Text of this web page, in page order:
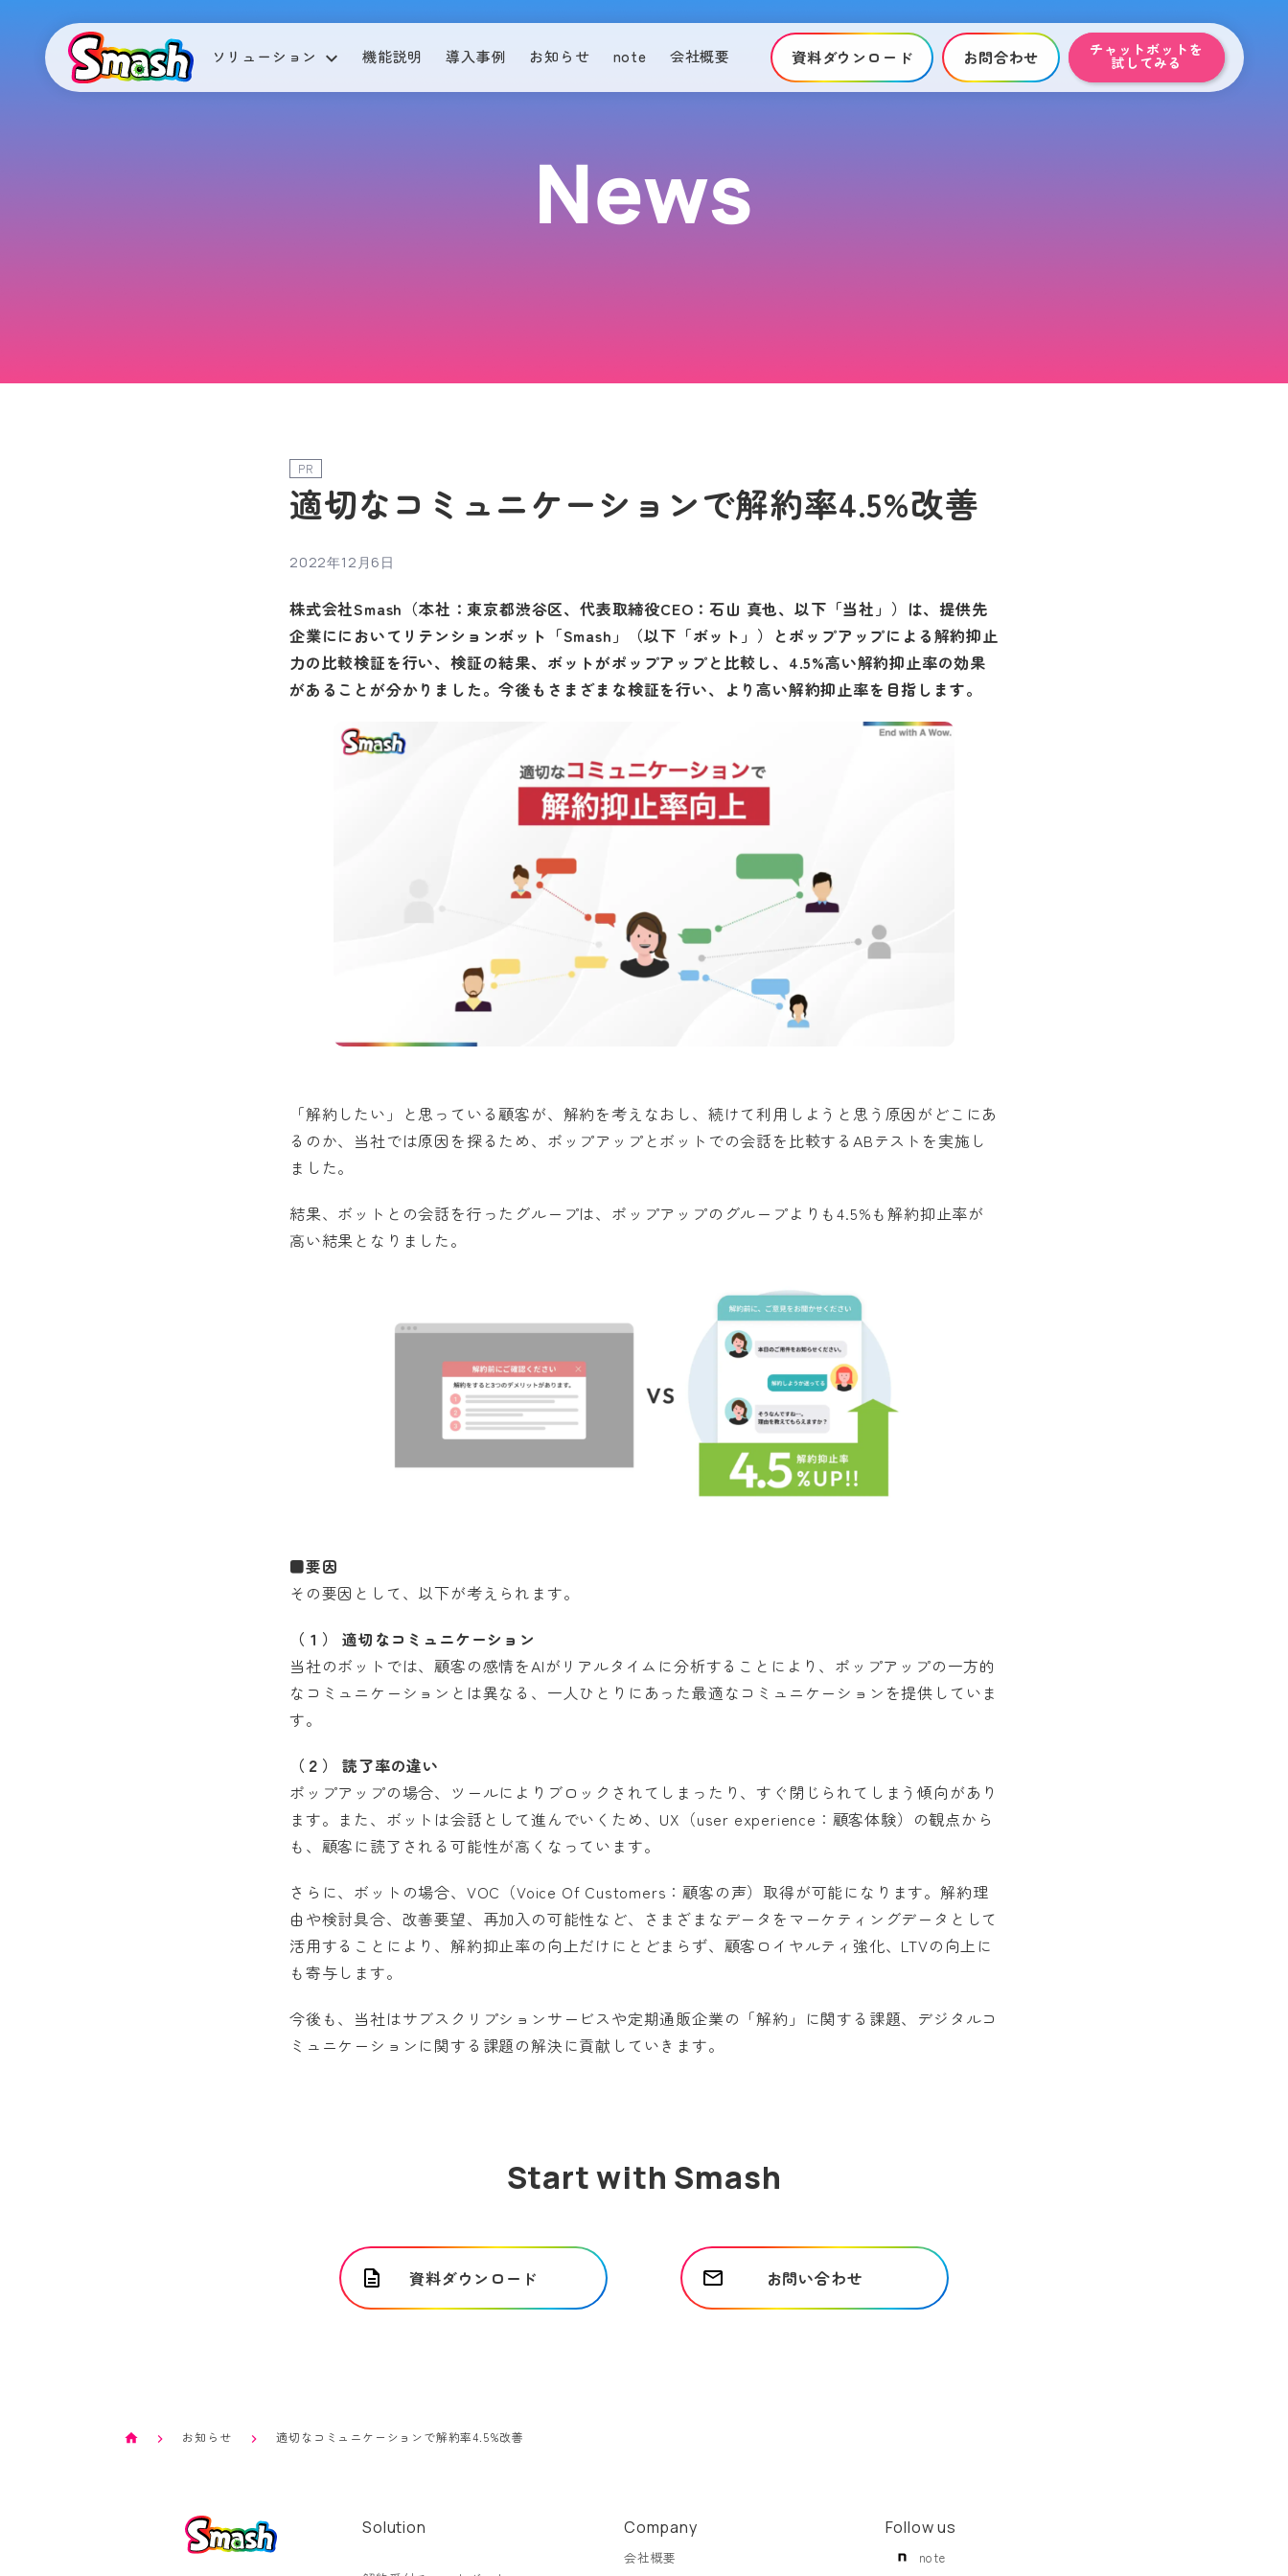
ソリューション 機能説明 導入事例 お知らせ note 会社概要 資料ダウンロード お問合わせ チャットボットを
試してみる
PR
適切なコミュニケーションで解約率4.5%改善
2022年12月6日
株式会社Smash（本社：東京都渋谷区、代表取締役CEO：石山 真也、以下「当社」）は、提供先
企業ににおいてリテンションボット「Smash」（以下「ボット」）とポップアップによる解約抑止
力の比較検証を行い、検証の結果、ボットがポップアップと比較し、4.5%高い解約抑止率の効果
があることが分かりました。今後もさまざまな検証を行い、より高い解約抑止率を目指します。
「解約したい」と思っている顧客が、解約を考えなおし、続けて利用しようと思う原因がどこにあ
るのか、当社では原因を探るため、ポップアップとボットでの会話を比較するABテストを実施し
ました。
結果、ボットとの会話を行ったグループは、ポップアップのグループよりも4.5%も解約抑止率が
高い結果となりました。
■要因
その要因として、以下が考えられます。
（１） 適切なコミュニケーション
当社のボットでは、顧客の感情をAIがリアルタイムに分析することにより、ポップアップの一方的
なコミュニケーションとは異なる、一人ひとりにあった最適なコミュニケーションを提供していま
す。
（２） 読了率の違い
ポップアップの場合、ツールによりブロックされてしまったり、すぐ閉じられてしまう傾向があり
ます。また、ボットは会話として進んでいくため、UX（user experience：顧客体験）の観点から
も、顧客に読了される可能性が高くなっています。
さらに、ボットの場合、VOC（Voice Of Customers：顧客の声）取得が可能になります。解約理
由や検討具合、改善要望、再加入の可能性など、さまざまなデータをマーケティングデータとして
活用することにより、解約抑止率の向上だけにとどまらず、顧客ロイヤルティ強化、LTVの向上に
も寄与します。
今後も、当社はサブスクリプションサービスや定期通販企業の「解約」に関する課題、デジタルコ
ミュニケーションに関する課題の解決に貢献していきます。
Start with Smash
資料ダウンロード お問い合わせ
お知らせ 適切なコミュニケーションで解約率4.5%改善
Solution Company
会社概要
Follow us
note